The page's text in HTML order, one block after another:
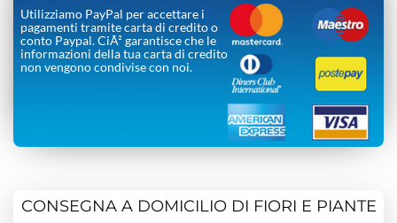
Utilizziamo PayPal per accettare i
pagamenti tramite carta di credito o
conto Paypal. CiÃ² garantisce che le
informazioni della tua carta di credito
non vengono condivise con noi.
CONSEGNA A DOMICILIO DI FIORI E PIANTE